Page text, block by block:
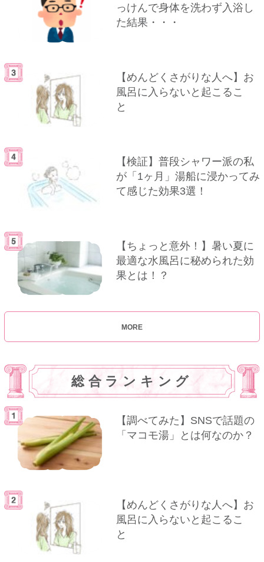
っけんで身体を洗わず入浴し
た結果・・・
【めんどくさがりな人へ】お
風呂に入らないと起こるこ
と
【検証】普段シャワー派の私
が「1ヶ月」湯船に浸かってみ
て感じた効果3選！
【ちょっと意外！】暑い夏に
最適な水風呂に秘められた効
果とは！？
MORE
総合ランキング
【調べてみた】SNSで話題の
「マコモ湯」とは何なのか？
【めんどくさがりな人へ】お
風呂に入らないと起こるこ
と